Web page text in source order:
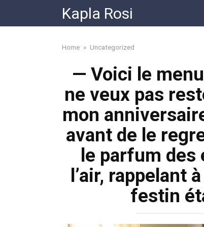
content
Kapla Rosi
Home » Uncategorized
— Voici le
ne veux pas
mon
avant de le
le parfum
l’air, rappelant
festin